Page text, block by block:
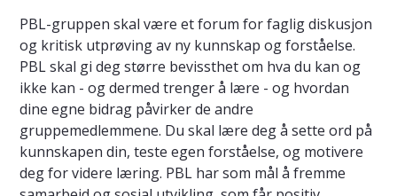
PBL-gruppen skal være et forum for faglig diskusjon
og kritisk utprøving av ny kunnskap og forståelse.
PBL skal gi deg større bevissthet om hva du kan og
ikke kan - og dermed trenger å lære - og hvordan
dine egne bidrag påvirker de andre
gruppemedlemmene. Du skal lære deg å sette ord på
kunnskapen din, teste egen forståelse, og motivere
deg for videre læring. PBL har som mål å fremme